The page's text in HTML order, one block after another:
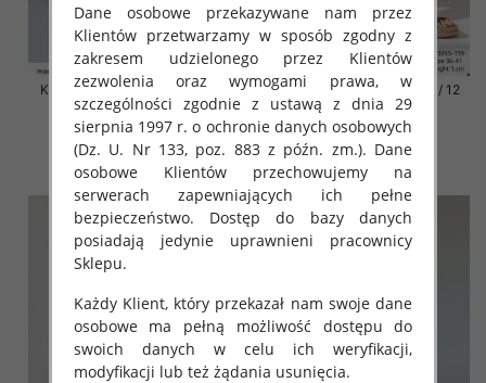
Klapki damskie Roz 36-42 / 12
par
41.00 zł
szczegóły
Klapki damskie Roz 36-42 / 12
par
41.00 zł
szczegóły
Dane osobowe przekazywane nam przez
Klientów przetwarzamy w sposób zgodny z
zakresem udzielonego przez Klientów
zezwolenia oraz wymogami prawa, w
szczególności zgodnie z ustawą z dnia 29
sierpnia 1997 r. o ochronie danych osobowych
(Dz. U. Nr 133, poz. 883 z późn. zm.). Dane
osobowe Klientów przechowujemy na
serwerach zapewniających ich pełne
bezpieczeństwo. Dostęp do bazy danych
posiadają jedynie uprawnieni pracownicy
Sklepu.
Każdy Klient, który przekazał nam swoje dane
osobowe ma pełną możliwość dostępu do
swoich danych w celu ich weryfikacji,
modyfikacji lub też żądania usunięcia.